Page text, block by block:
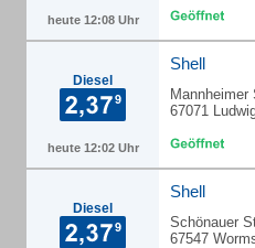
heute 12:08 Uhr
Diesel
heute 12:02 Uhr
Shell
Mannheimer
67071
Diesel
Shell
Schönauer
67547